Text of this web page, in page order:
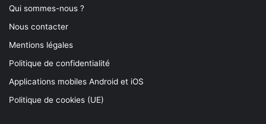
Qui sommes-nous ?
Nous contacter
Mentions légales
Politique de confidentialité
Applications mobiles Android et iOS
Politique de cookies (UE)